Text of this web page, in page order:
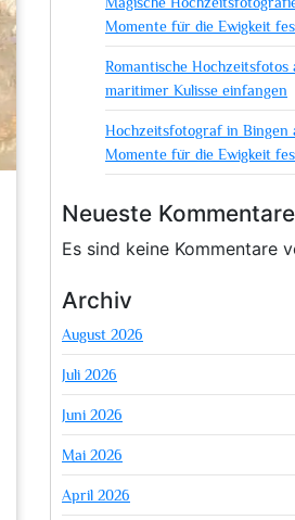
Momente für die Ewigkeit
Romantische
maritimer Kulisse einfangen
Hochzeitsfotograf in Bingen
Momente für die Ewigkeit
Neueste Kommentare
Es sind keine Kommentare
Archiv
August 2026
Juli 2026
Juni 2026
Mai 2026
April 2026